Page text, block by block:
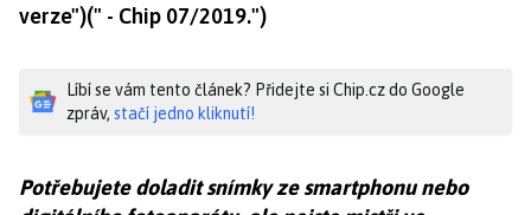
verze")(" - Chip 07/2019.")
Líbí se vám tento článek? Přidejte si Chip.cz do Google
zpráv, stačí jedno kliknutí!
Potřebujete doladit snímky ze smartphonu nebo